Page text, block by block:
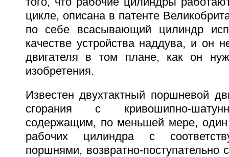
цикле, описана в патенте
по себе всасывающий цилиндр
качестве устройства наддува, и он
двигателя в том плане, как он
изобретения.
Известен двухтактный поршневой
сгорания с кривошипно-
содержащим, по меньшей мере,
рабочих цилиндра с
поршнями, возвратно-